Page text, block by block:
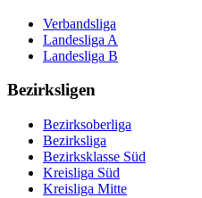
Verbandsliga
Landesliga A
Landesliga B
Bezirksligen
Bezirksoberliga
Bezirksliga
Bezirksklasse Süd
Kreisliga Süd
Kreisliga Mitte